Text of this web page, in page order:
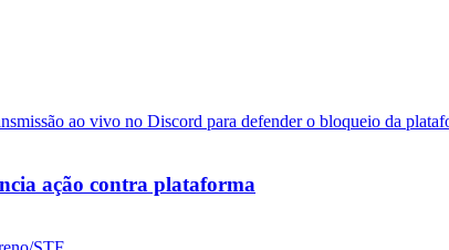
ação contra plataforma